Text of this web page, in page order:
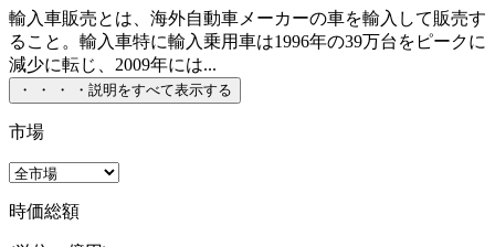
輸入車販売とは、海外自動車メーカーの車を輸入して販売す
ること。輸入車特に輸入乗用車は1996年の39万台をピークに
減少に転じ、2009年には...
・ ・ ・ ・ 説明をすべて表示する
市場
時価総額